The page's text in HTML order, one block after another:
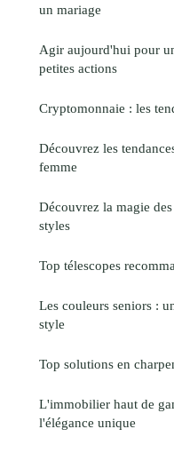
un mariage
Agir aujourd'hui pour
petites actions
Cryptomonnaie : les
Découvrez les
femme
Découvrez la magie
styles
Top télescopes
Les couleurs seniors :
style
Top solutions en
L'immobilier haut de
l'élégance unique